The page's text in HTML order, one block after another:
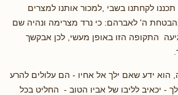
לקחתנו בשבי ,למכור אותנו למצרים
ה' לאברהם: כי נרד מצרימה ונהיה שם
התקופה הזו באופן מעשי, לכן אבקשך
הוא ידע שאם ילך אל אחיו - הם עלולים להרע
- יכאיב לליבו של אביו הטוב - החליט בכל